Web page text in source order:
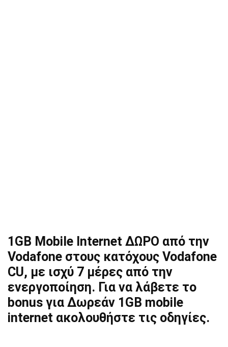
1GB Mobile Internet ΔΩΡΟ από την
Vodafone στους κατόχους Vodafone
CU, με ισχύ 7 μέρες από την
ενεργοποίηση. Για να λάβετε το
bonus για Δωρεάν 1GB mobile
internet ακολουθήστε τις οδηγίες.